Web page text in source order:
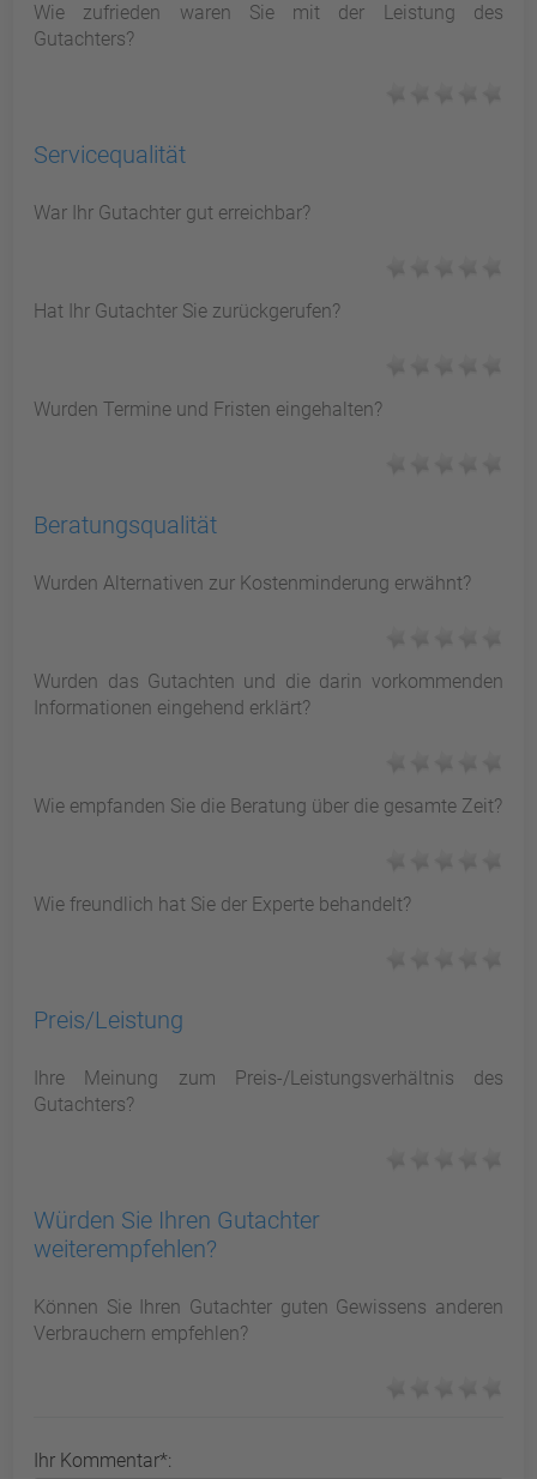
Wie zufrieden waren Sie mit der Leistung des
Gutachters?
Servicequalität
War Ihr Gutachter gut erreichbar?
Hat Ihr Gutachter Sie zurückgerufen?
Wurden Termine und Fristen eingehalten?
Beratungsqualität
Wurden Alternativen zur Kostenminderung erwähnt?
Wurden das Gutachten und die darin vorkommenden
Informationen eingehend erklärt?
Wie empfanden Sie die Beratung über die gesamte Zeit?
Wie freundlich hat Sie der Experte behandelt?
Preis/Leistung
Ihre Meinung zum Preis-/Leistungsverhältnis des
Gutachters?
Würden Sie Ihren Gutachter
weiterempfehlen?
Können Sie Ihren Gutachter guten Gewissens anderen
Verbrauchern empfehlen?
Ihr Kommentar*: